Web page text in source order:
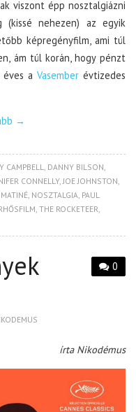
viszont épp nosztalgiázni
nehezen) az egyik
képregényfilm, ami túl
ám túl korán, hogy pénzt
a Vasemberévtizedes
→
CAMPBELL, DANNY BILSON,
CONNELLY,JOE JOHNSTON,
MATINÉ, NOSZTALGIA, PAUL
,THE ROCKETEER,
0
írta Nikodémus